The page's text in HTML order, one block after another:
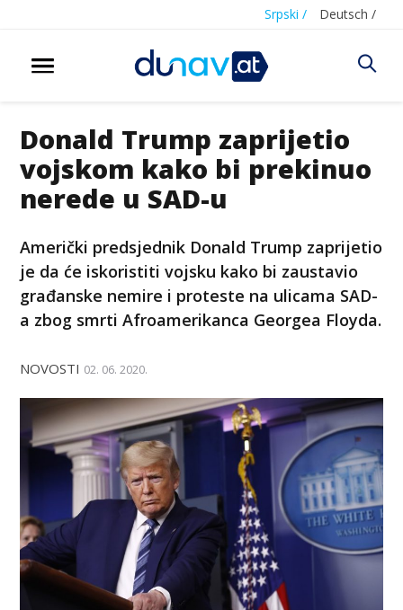
Srpski / Deutsch /
Donald Trump zaprijetio
vojskom kako bi prekinuo
nerede u SAD-u
Američki predsjednik Donald Trump zaprijetio
je da će iskoristiti vojsku kako bi zaustavio
građanske nemire i proteste na ulicama SAD-
a zbog smrti Afroamerikanca Georgea Floyda.
NOVOSTI 02. 06. 2020.